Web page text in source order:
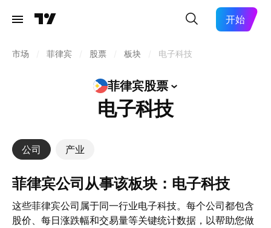
开始
市场 菲律宾 股票 板块 电子科技
菲律宾股票
电子科技
公司 产业
菲律宾公司从事该板块：电子科技
这些菲律宾公司属于同一行业电子科技。每个公司都包含
股价、每日涨跌幅和交易量等关键统计数据，以帮助您做